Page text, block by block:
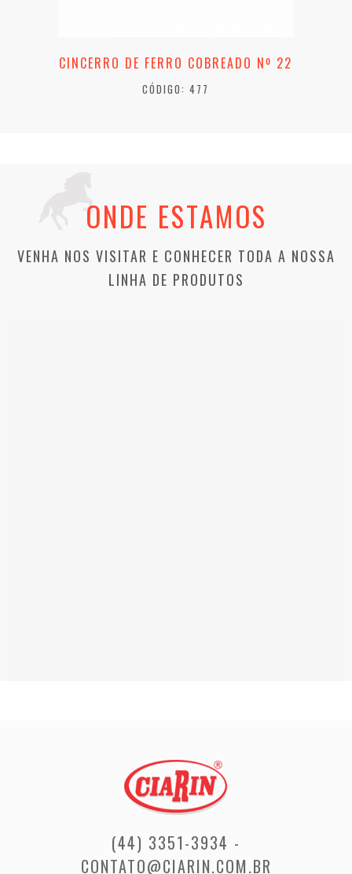
CINCERRO DE FERRO COBREADO Nº 22
CÓDIGO: 477
ONDE ESTAMOS
VENHA NOS VISITAR E CONHECER TODA A NOSSA
LINHA DE PRODUTOS
(44) 3351-3934 -
CONTATO@CIARIN.COM.BR